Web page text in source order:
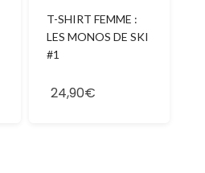
T-SHIRT FEMME :
LES MONOS DE SKI
#1
24,90€